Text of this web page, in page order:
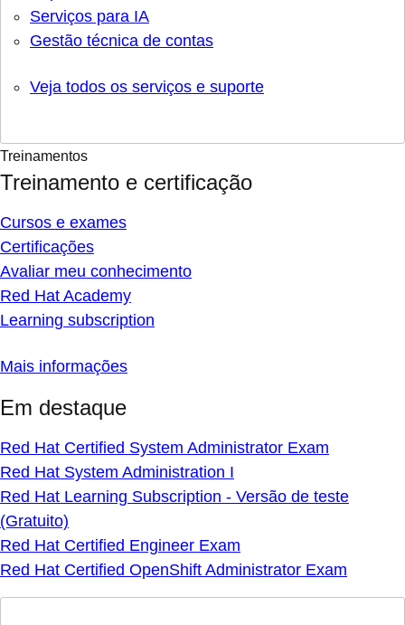
Serviços para IA
Gestão técnica de contas
Veja todos os serviços e suporte
Treinamentos
Treinamento e certificação
Cursos e exames
Certificações
Avaliar meu conhecimento
Red Hat Academy
Learning subscription
Mais informações
Em destaque
Red Hat Certified System Administrator Exam
Red Hat System Administration I
Red Hat Learning Subscription - Versão de teste
(Gratuito)
Red Hat Certified Engineer Exam
Red Hat Certified OpenShift Administrator Exam